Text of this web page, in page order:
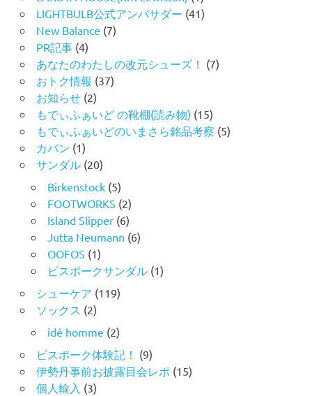
LIGHTBULB公式アンバサダー (41)
New Balance (7)
PR記事(4)
あなたのわたしの改元シューズ！ (7)
おトク情報 (37)
お知らせ(2)
もでぃふぁいど の靴棚(読み物) (15)
もでぃふぁいどのいまさら銘品考察 (5)
カバン (1)
サンダル(20)
Birkenstock(5)
FOOTWORKS (2)
Island Slipper(6)
Jutta Neumann (6)
OOFOS (1)
ビスポークサンダル(1)
シューケア (119)
ソックス (2)
idé homme (2)
ビスポーク体験記！ (9)
伊勢丹事前お披露目会レポ (15)
個人輸入 (3)